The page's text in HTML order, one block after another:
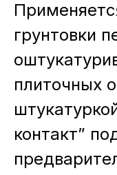
грунтовки
плиточных
контакт”